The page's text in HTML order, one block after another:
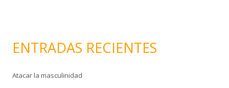
ENTRADAS RECIENTES
Atacar la masculinidad